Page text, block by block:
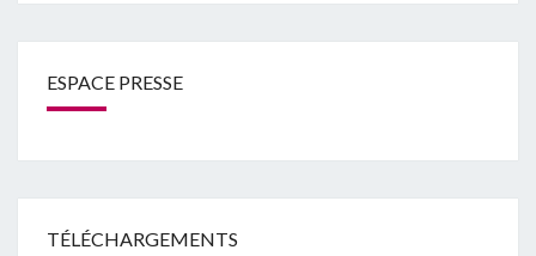
ESPACE PRESSE
TÉLÉCHARGEMENTS